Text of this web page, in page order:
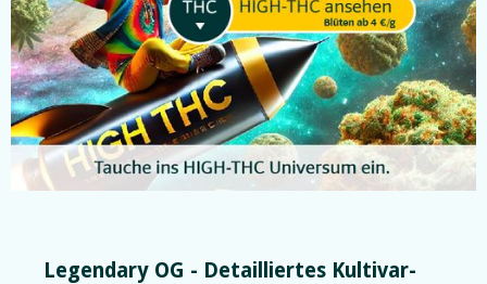
Legendary OG - Detailliertes Kultivar-